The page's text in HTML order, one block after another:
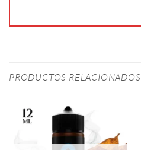
PRODUCTOS RELACIONADOS